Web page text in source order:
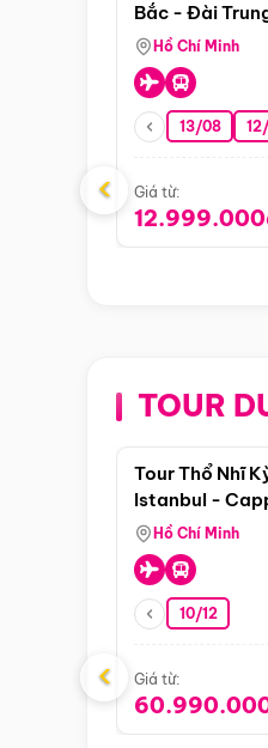
Bắc - Đài
Hùng ( Bay Vn)
Hồ Chí Minh
13/08
Giá từ:
‹
TOUR
Tour Thổ Nhĩ
Istanbul -
Pamukkale
Hồ Chí Minh
10/12
Giá từ:
‹